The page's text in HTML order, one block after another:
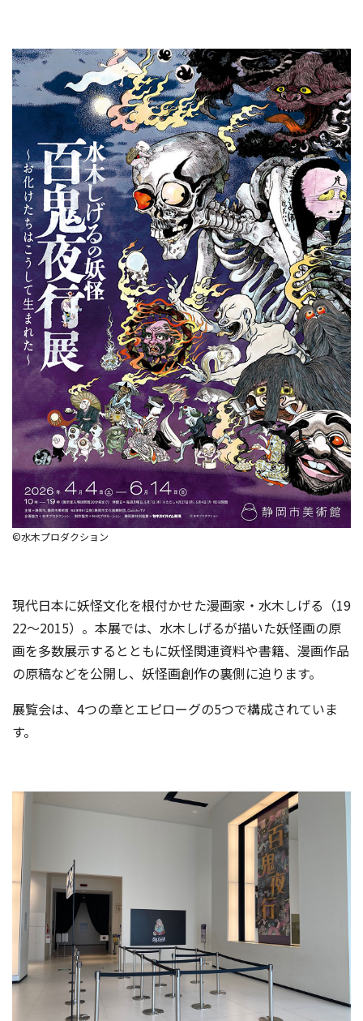
©水木プロダクション
現代日本に妖怪文化を根付かせた漫画家・水木しげる（19
22〜2015）。本展では、水木しげるが描いた妖怪画の原
画を多数展示するとともに妖怪関連資料や書籍、漫画作品
の原稿などを公開し、妖怪画創作の裏側に迫ります。
展覧会は、4つの章とエピローグの5つで構成されていま
す。